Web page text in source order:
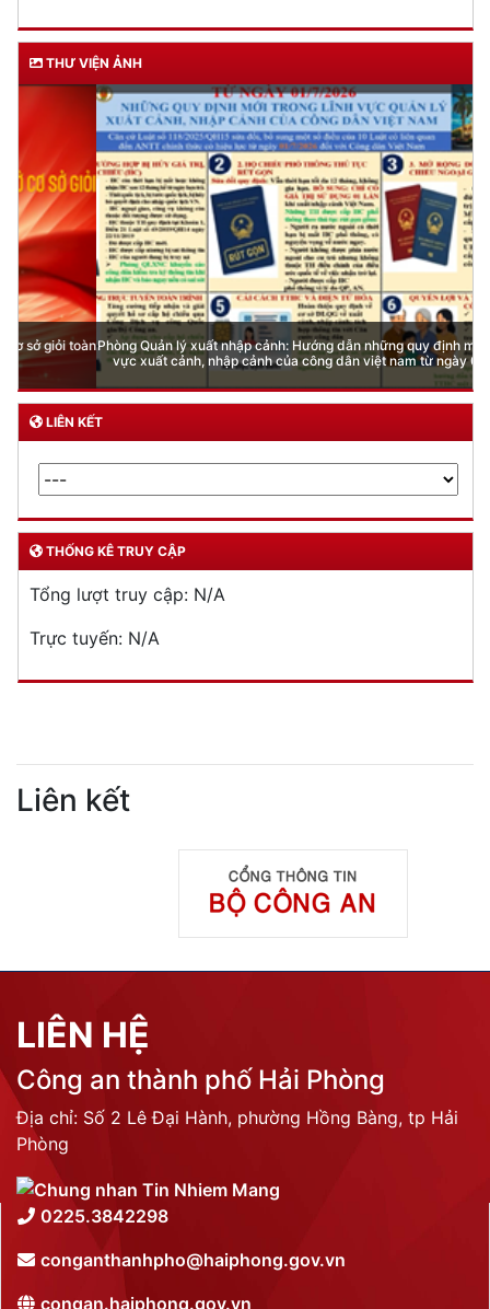
THƯ VIỆN ẢNH
Phòng Quản lý xuất nhập cảnh: Hướng dẫn những quy định mới trong lĩnh
vực xuất cảnh, nhập cảnh của công dân việt nam từ ngày 01/7/2026
LIÊN KẾT
THỐNG KÊ TRUY CẬP
Tổng lượt truy cập: N/A
Trực tuyến: N/A
Liên kết
LIÊN HỆ
Công an thành phố Hải Phòng
Địa chỉ: Số 2 Lê Đại Hành, phường Hồng Bàng, tp Hải
Phòng
0225.3842298
conganthanhpho@haiphong.gov.vn
congan.haiphong.gov.vn